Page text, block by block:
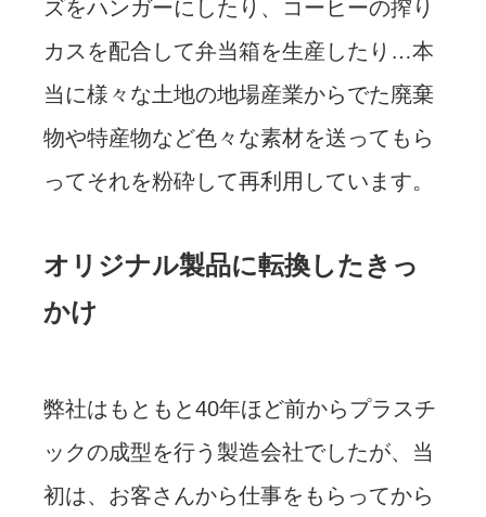
ズをハンガーにしたり、コーヒーの搾り
カスを配合して弁当箱を生産したり…本
当に様々な土地の地場産業からでた廃棄
物や特産物など色々な素材を送ってもら
ってそれを粉砕して再利用しています。
オリジナル製品に転換したきっ
かけ
弊社はもともと40年ほど前からプラスチ
ックの成型を行う製造会社でしたが、当
初は、お客さんから仕事をもらってから